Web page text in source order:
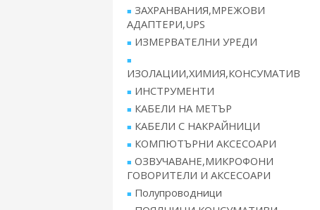
ЗАХРАНВАНИЯ,МРЕЖОВИ
АДАПТЕРИ,UPS
ИЗМЕРВАТЕЛНИ УРЕДИ
ИЗОЛАЦИИ,ХИМИЯ,КОНСУМАТИВ
ИНСТРУМЕНТИ
КАБЕЛИ НА МЕТЪР
КАБЕЛИ С НАКРАЙНИЦИ
КОМПЮТЪРНИ АКСЕСОАРИ
ОЗВУЧАВАНЕ,МИКРОФОНИ
ГОВОРИТЕЛИ И АКСЕСОАРИ
Полупроводници